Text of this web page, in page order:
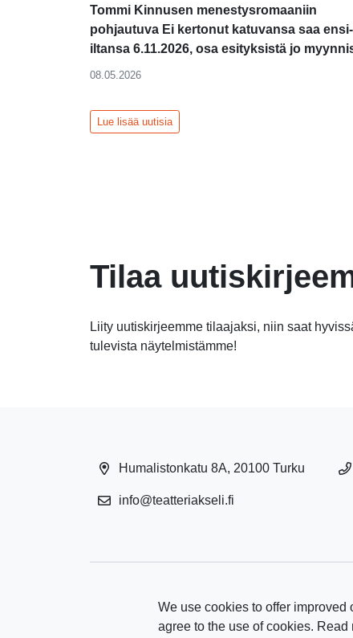
We use cookies to offer
agree to the use of cookies.
Tommi Kinnusen menestysromaaniin
pohjautuva Ei kertonut katuvansa saa ensi-
iltansa 6.11.2026, osa esityksistä jo
08.05.2026
Lue lisää uutisia
Tilaa
Liity uutiskirjeemme tilaajaksi, niin saat
tulevista näytelmistämme!
Humalistonkatu 8A, 20100 Turku
info@teatteriakseli.fi